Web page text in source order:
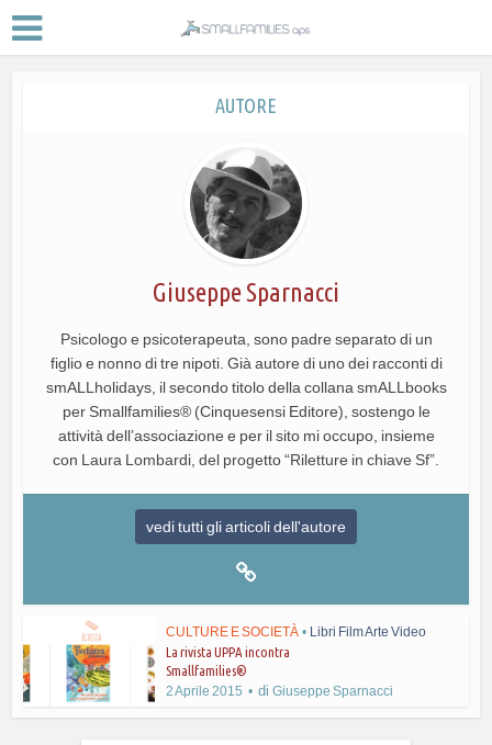
AUTORE
Giuseppe Sparnacci
Psicologo e psicoterapeuta, sono padre separato di un
figlio e nonno di tre nipoti. Già autore di uno dei racconti di
smALLholidays, il secondo titolo della collana smALLbooks
per Smallfamilies® (Cinquesensi Editore), sostengo le
attività dell’associazione e per il sito mi occupo, insieme
con Laura Lombardi, del progetto “Riletture in chiave Sf”.
vedi tutti gli articoli dell'autore
CULTURE E SOCIETÀ • Libri Film Arte Video
La rivista UPPA incontra
Smallfamilies®
2 Aprile 2015
diGiuseppe Sparnacci